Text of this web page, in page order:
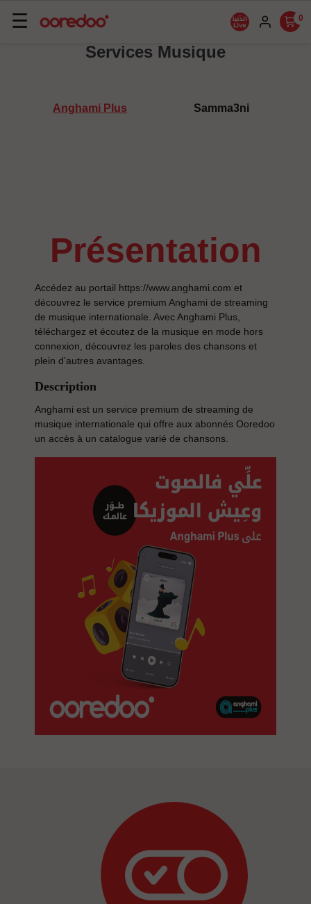
Basculer
navigation
☰ 0
Services Musique
Anghami Plus Samma3ni
présentation
Accédez au portail https://www.anghami.com et
découvrez le service premium Anghami de streaming
de musique internationale. Avec Anghami Plus,
téléchargez et écoutez de la musique en mode hors
connexion, découvrez les paroles des chansons et
plein d’autres avantages.
Description
Anghami est un service premium de streaming de
musique internationale qui offre aux abonnés Ooredoo
un accès à un catalogue varié de chansons.